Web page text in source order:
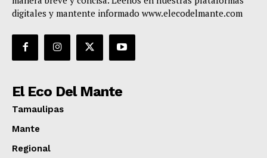
digitales y mantente informado www.elecodelmante.com
El Eco Del Mante
Tamaulipas
Mante
Regional